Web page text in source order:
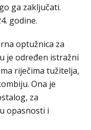
ga zaključati.
godine.
optužnica za
je određen istražni
riječima tužitelja,
Ona je
za
opasnosti i